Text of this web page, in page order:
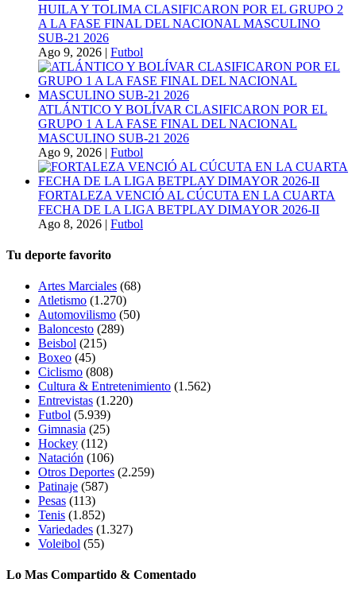
HUILA Y TOLIMA CLASIFICARON POR EL GRUPO 2
A LA FASE FINAL DEL NACIONAL MASCULINO
SUB-21 2026
Ago 9, 2026 | Futbol
ATLÁNTICO Y BOLÍVAR CLASIFICARON POR EL
GRUPO 1 A LA FASE FINAL DEL NACIONAL
MASCULINO SUB-21 2026
Ago 9, 2026 | Futbol
FORTALEZA VENCIÓ AL CÚCUTA EN LA CUARTA
FECHA DE LA LIGA BETPLAY DIMAYOR 2026-II
Ago 8, 2026 | Futbol
Tu deporte favorito
Artes Marciales (68)
Atletismo (1.270)
Automovilismo (50)
Baloncesto (289)
Beisbol (215)
Boxeo (45)
Ciclismo (808)
Cultura & Entretenimiento (1.562)
Entrevistas (1.220)
Futbol (5.939)
Gimnasia (25)
Hockey (112)
Natación (106)
Otros Deportes (2.259)
Patinaje (587)
Pesas (113)
Tenis (1.852)
Variedades (1.327)
Voleibol (55)
Lo Mas Compartido & Comentado